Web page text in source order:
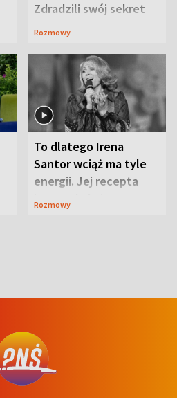
Zdradzili swój sekret
Rozmowy
To dlatego Irena
Santor wciąż ma tyle
energii. Jej recepta
jest zaskakująco
Rozmowy